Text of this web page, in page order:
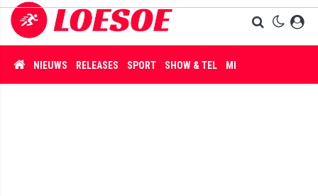
NIEUWS RELEASES SPORT SHOW & TEL MISDAAD